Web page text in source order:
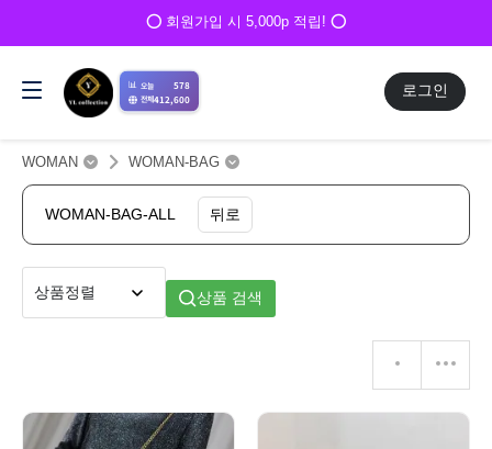
⭕ 회원가입 시 5,000p 적립! ⭕
로그인
📊 오늘 578
전체412,600
WOMAN WOMAN-BAG
WOMAN-BAG-ALL 뒤로
상품 검색